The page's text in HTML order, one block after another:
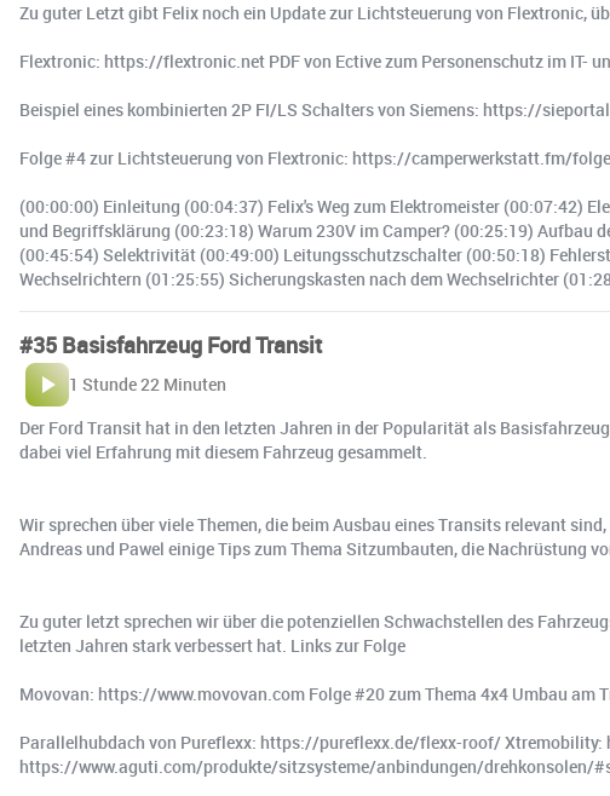
Zu guter Letzt gibt Felix noch ein Update zur Lichtsteuerung von Flextronic,
Flextronic: https://flextronic.net PDF von Ective zum Personenschutz im
Beispiel eines kombinierten 2P FI/LS Schalters von Siemens: https://
Folge #4 zur Lichtsteuerung von Flextronic: https://camperwerkstatt.fm/
(00:00:00) Einleitung (00:04:37) Felix's Weg zum Elektromeister (00:07:42)
und Begriffsklärung (00:23:18) Warum 230V im Camper? (00:25:19) Aufbau
(00:45:54) Selektrivität (00:49:00) Leitungsschutzschalter (00:50:18)
Wechselrichtern (01:25:55) Sicherungskasten nach dem Wechselrichter
#35 Basisfahrzeug Ford Transit
1 Stunde 22 Minuten
Der Ford Transit hat in den letzten Jahren in der Popularität als
dabei viel Erfahrung mit diesem Fahrzeug gesammelt.
Wir sprechen über viele Themen, die beim Ausbau eines Transits relevant
Andreas und Pawel einige Tips zum Thema Sitzumbauten, die Nachrüstung
Zu guter letzt sprechen wir über die potenziellen Schwachstellen des
letzten Jahren stark verbessert hat. Links zur Folge
Movovan: https://www.movovan.com Folge #20 zum Thema 4x4 Umbau
Parallelhubdach von Pureflexx: https://pureflexx.de/flexx-roof/
https://www.aguti.com/produkte/sitzsysteme/anbindungen/drehkonsolen/